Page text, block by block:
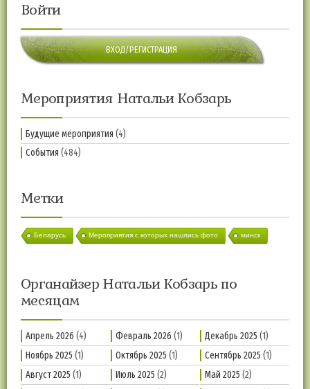
Войти
ВХОД/РЕГИСТРАЦИЯ
Мероприятия Натальи Кобзарь
Будущие мероприятия (4)
События (484)
Метки
Беларусь Мероприятия с которых нашлись фото минск
Органайзер Натальи Кобзарь по
месяцам
Апрель 2026 (4) Февраль 2026 (1) Декабрь 2025 (1)
Ноябрь 2025 (1) Октябрь 2025 (1) Сентябрь 2025 (1)
Август 2025 (1) Июль 2025 (2) Май 2025 (2)